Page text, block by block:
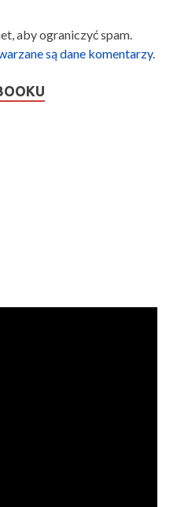
aby ograniczyć spam.
są dane komentarzy.